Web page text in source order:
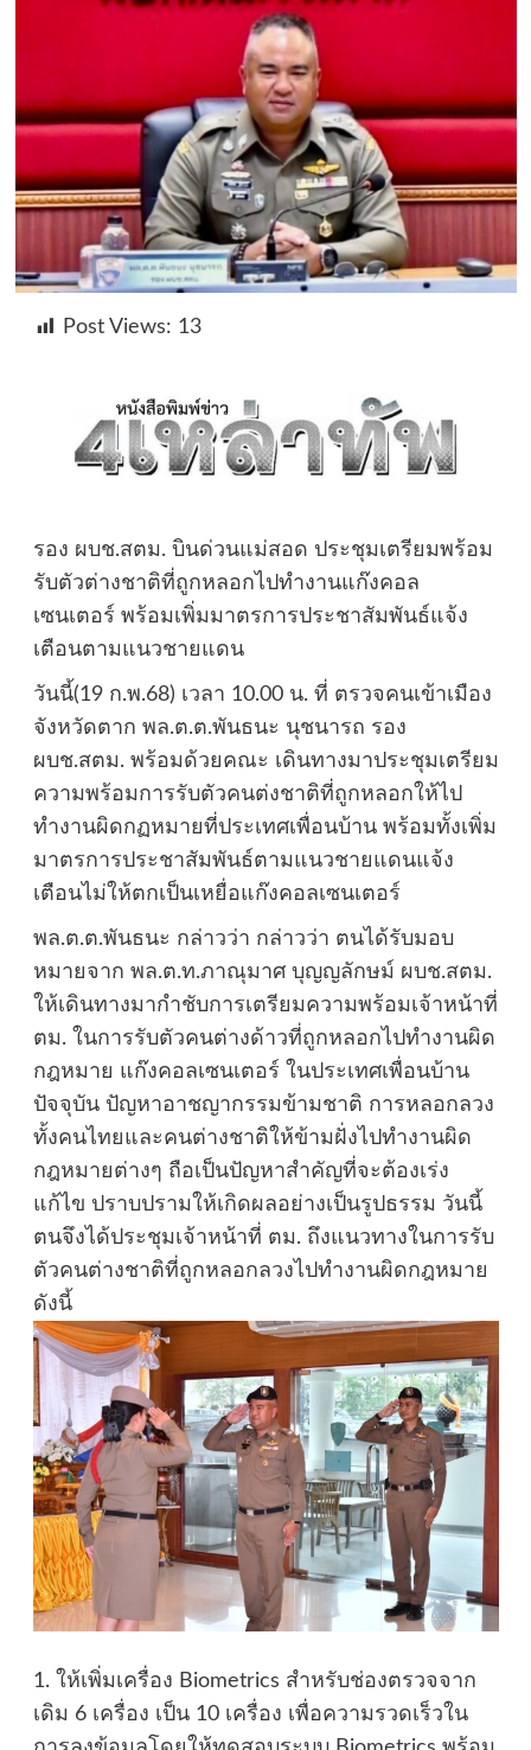
Post Views: 13
รอง ผบช.สตม. บินด่วนแม่สอด ประชุมเตรียมพร้อม
รับตัวต่างชาติที่ถูกหลอกไปทำงานแก๊งคอล
เซนเตอร์ พร้อมเพิ่มมาตรการประชาสัมพันธ์แจ้ง
เตือนตามแนวชายแดน
วันนี้(19 ก.พ.68) เวลา 10.00 น. ที่ ตรวจคนเข้าเมือง
จังหวัดตาก พล.ต.ต.พันธนะ นุชนารถ รอง
ผบช.สตม. พร้อมด้วยคณะ เดินทางมาประชุมเตรียม
ความพร้อมการรับตัวคนต่งชาติที่ถูกหลอกให้ไป
ทำงานผิดกฏหมายที่ประเทศเพื่อนบ้าน พร้อมทั้งเพิ่ม
มาตรการประชาสัมพันธ์ตามแนวชายแดนแจ้ง
เตือนไม่ให้ตกเป็นเหยื่อแก๊งคอลเซนเตอร์
พล.ต.ต.พันธนะ กล่าวว่า กล่าวว่า ตนได้รับมอบ
หมายจาก พล.ต.ท.ภาณุมาศ บุญญลักษม์ ผบช.สตม.
ให้เดินทางมากำชับการเตรียมความพร้อมเจ้าหน้าที่
ตม. ในการรับตัวคนต่างด้าวที่ถูกหลอกไปทำงานผิด
กฎหมาย แก๊งคอลเซนเตอร์ ในประเทศเพื่อนบ้าน
ปัจจุบัน ปัญหาอาชญากรรมข้ามชาติ การหลอกลวง
ทั้งคนไทยและคนต่างชาติให้ข้ามฝั่งไปทำงานผิด
กฎหมายต่างๆ ถือเป็นปัญหาสำคัญที่จะต้องเร่ง
แก้ไข ปราบปรามให้เกิดผลอย่างเป็นรูปธรรม วันนี้
ตนจึงได้ประชุมเจ้าหน้าที่ ตม. ถึงแนวทางในการรับ
ตัวคนต่างชาติที่ถูกหลอกลวงไปทำงานผิดกฎหมาย
ดังนี้
1. ให้เพิ่มเครื่อง Biometrics สำหรับช่องตรวจจาก
เดิม 6 เครื่อง เป็น 10 เครื่อง เพื่อความรวดเร็วใน